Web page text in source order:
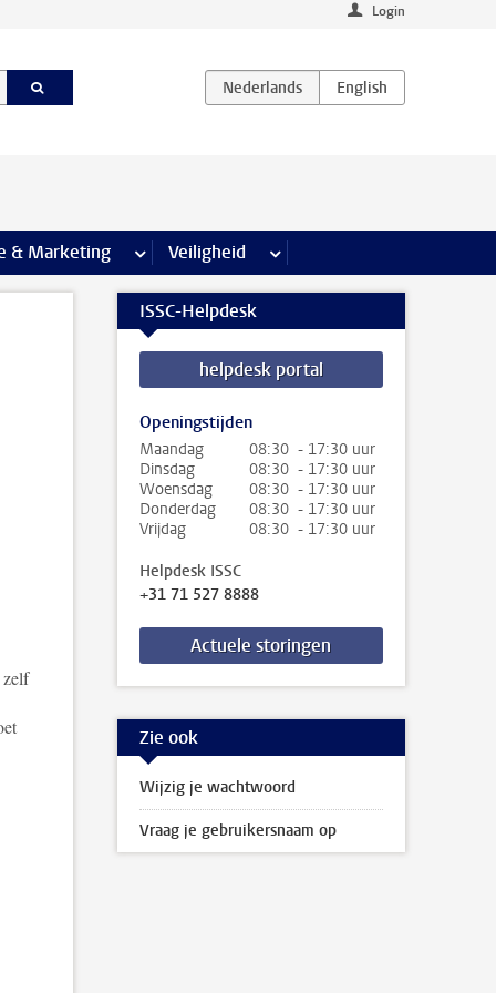
Login
& Marketing meer Communicatie & Marketing pagina’s
Veiligheid meer Veiligheid pagina’s
zelf
ISSC-Helpdesk
helpdesk portal
Openingstijden
Maandag
08:30 - 17:30 uur
Dinsdag
08:30 - 17:30 uur
Woensdag
08:30 - 17:30 uur
Donderdag
08:30 - 17:30 uur
Vrijdag
08:30 - 17:30 uur
Helpdesk ISSC
+31 71 527 8888
Actuele storingen
Zie ook
Wijzig je wachtwoord
Vraag je gebruikersnaam op